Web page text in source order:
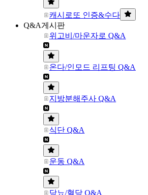
캐시로또 인증&수다
Q&A게시판
위고비/마운자로 Q&A
온다/인모드 리프팅 Q&A
지방분해주사 Q&A
식단 Q&A
운동 Q&A
당뇨/혈당 Q&A